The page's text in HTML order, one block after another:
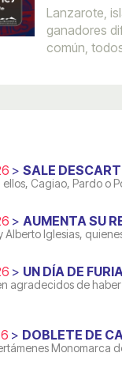
Lanzarote,
ganadores
común,
> SALE
Cagiao, Pardo o
> AUMENTA SU
Alberto Iglesias,
> UN DÍA DE
agradecidos de
> DOBLETE DE
Monomarca